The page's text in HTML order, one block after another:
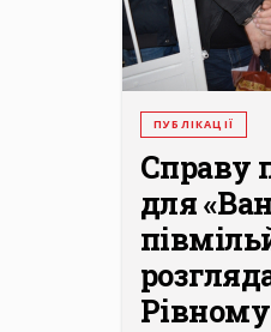
ПУБЛІКАЦІЇ
Справу
для